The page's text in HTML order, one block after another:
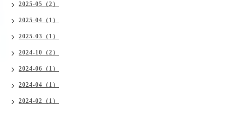
2025-05（2）
2025-04（1）
2025-03（1）
2024-10（2）
2024-06（1）
2024-04（1）
2024-02（1）